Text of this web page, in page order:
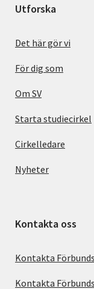
Utforska
Det här gör vi
För dig som
Om SV
Starta studiecirkel
Cirkelledare
Nyheter
Kontakta oss
Kontakta
Kontakta